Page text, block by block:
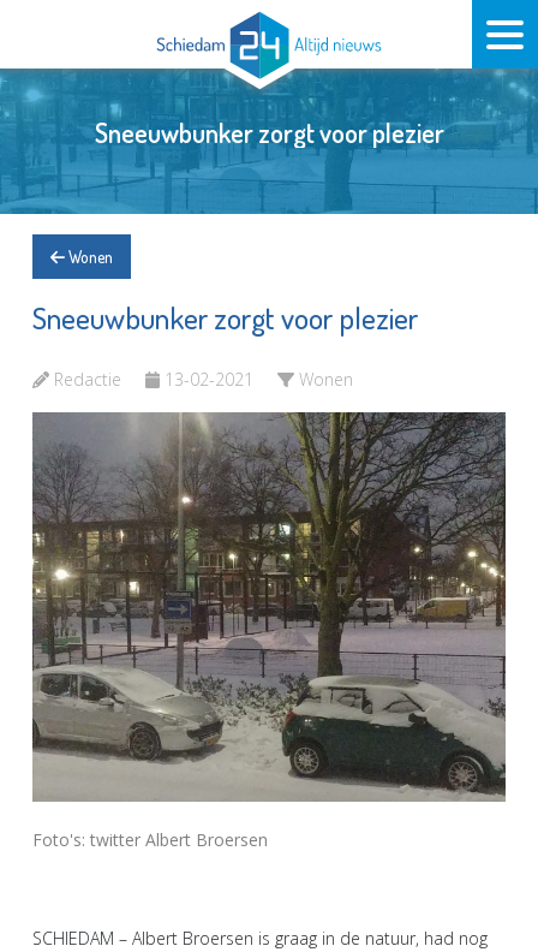
Sneeuwbunker zorgt voor plezier
Wonen
Sneeuwbunker zorgt voor plezier
Redactie 13-02-2021 Wonen
Foto's: twitter Albert Broersen
SCHIEDAM – Albert Broersen is graag in de natuur, had nog